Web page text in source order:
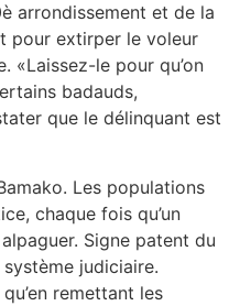
arrondissement et de la
pour extirper le voleur
«Laissez-le pour qu’on
badauds,
que le délinquant est
Les populations
chaque fois qu’un
Signe patent du
judiciaire.
remettant les